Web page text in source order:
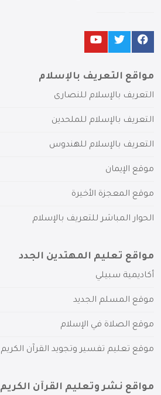
مواقع التعريف بالإسلام
التعريف بالإسلام للنصارى
التعريف بالإسلام للملحدين
التعريف بالإسلام للهندوس
موقع الإيمان
موقع المعجزة الأخيرة
الحوار المباشر للتعريف بالإسلام
مواقع تعليم المهتدين الجدد
أكاديمية سبيلي
موقع المسلم الجديد
موقع الصلاة في الإسلام
موقع تعليم تفسير وتجويد القرآن الكريم
مواقع نشر وتعليم القرآن الكريم